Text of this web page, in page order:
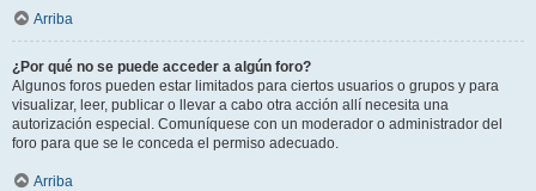
Arriba
¿Por qué no se puede acceder a algún foro?
Algunos foros pueden estar limitados para ciertos usuarios o grupos y para
visualizar, leer, publicar o llevar a cabo otra acción allí necesita una
autorización especial. Comuníquese con un moderador o administrador del
foro para que se le conceda el permiso adecuado.
Arriba